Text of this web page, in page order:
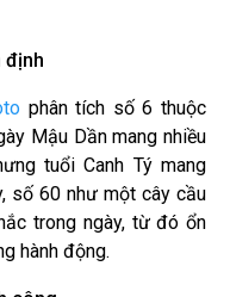
định
phân tích số 6 thuộc
Mậu Dần mang nhiều
tuổi Canh Tý mang
số 60 như một cây cầu
trong ngày, từ đó ổn
hành động.